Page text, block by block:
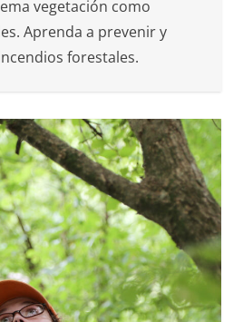
vegetación como
Aprenda a prevenir y
forestales.